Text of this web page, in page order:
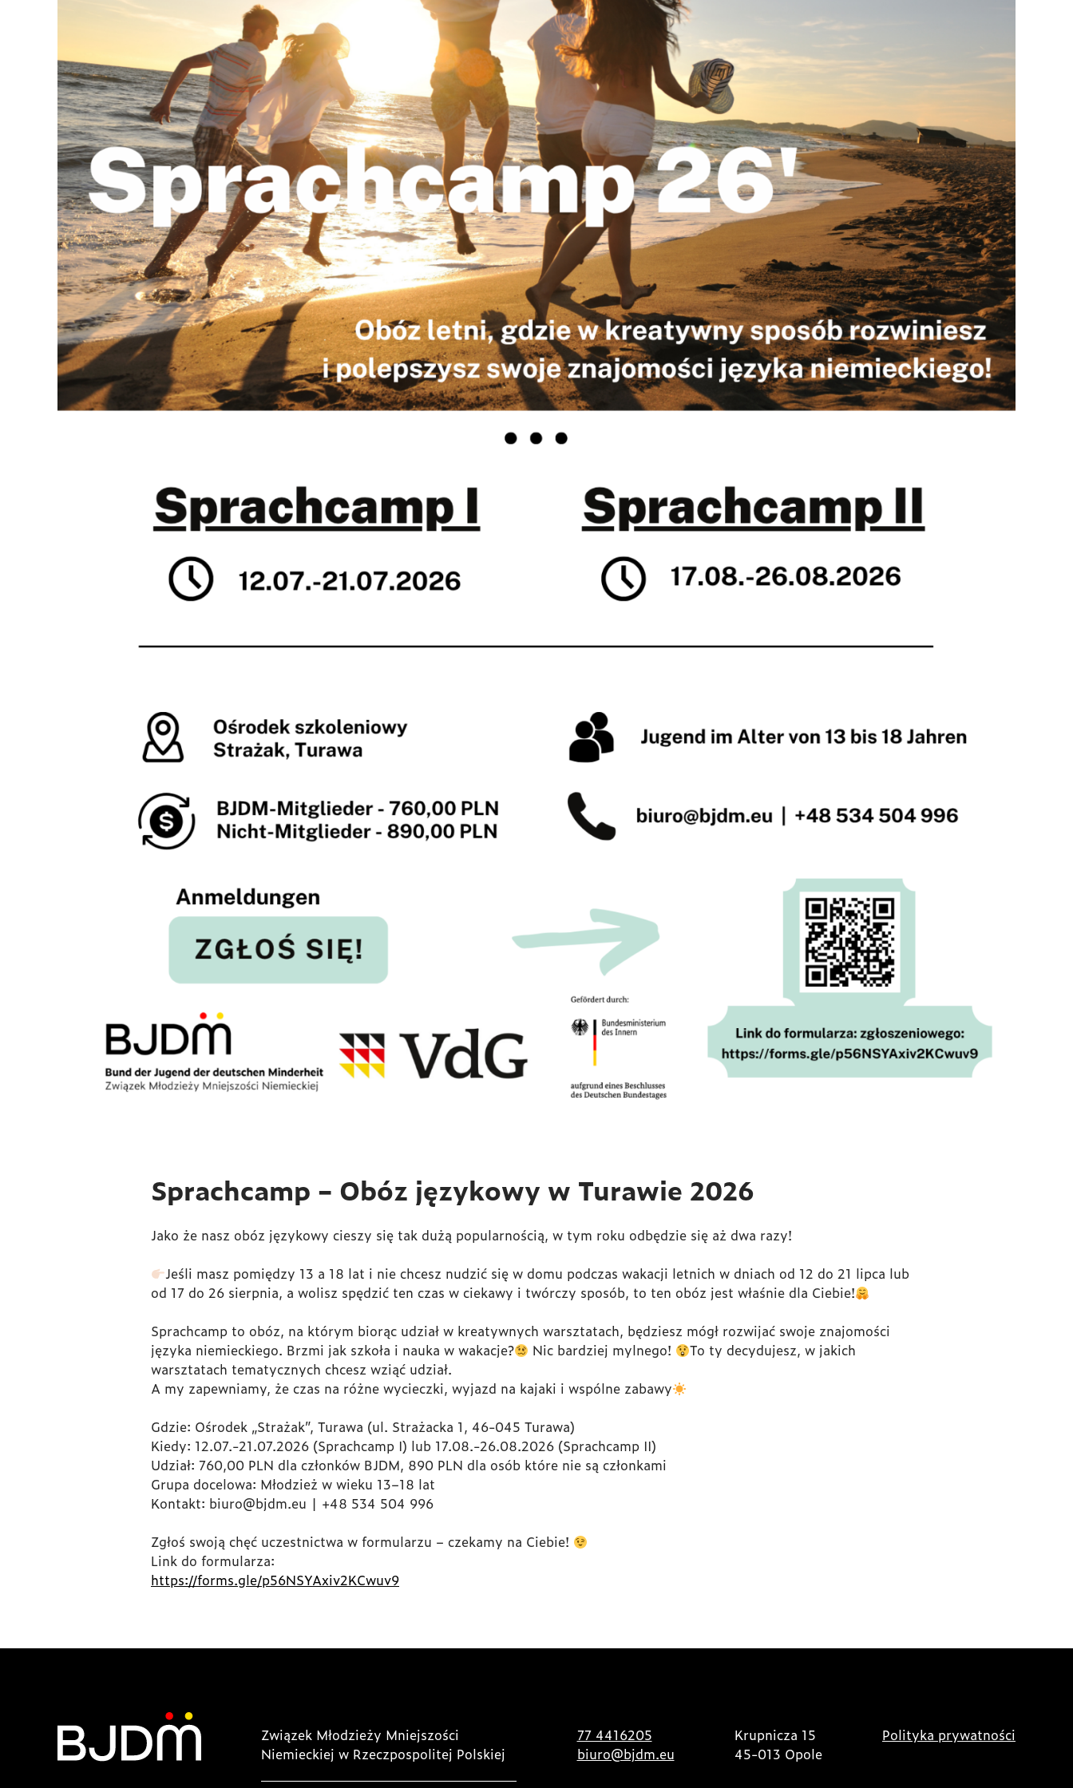
Sprachcamp – Obóz językowy w Turawie 2026
Jako że nasz obóz językowy cieszy się tak dużą popularnością, w tym roku odbędzie się aż dwa razy!
Jeśli masz pomiędzy 13 a 18 lat i nie chcesz nudzić się w domu podczas wakacji letnich w dniach od 12 do 21 lipca lub
od 17 do 26 sierpnia, a wolisz spędzić ten czas w ciekawy i twórczy sposób, to ten obóz jest właśnie dla Ciebie!
Sprachcamp to obóz, na którym biorąc udział w kreatywnych warsztatach, będziesz mógł rozwijać swoje znajomości
języka niemieckiego. Brzmi jak szkoła i nauka w wakacje?
Nic bardziej mylnego!
To ty decydujesz, w jakich
warsztatach tematycznych chcesz wziąć udział.
A my zapewniamy, że czas na różne wycieczki, wyjazd na kajaki i wspólne zabawy
Gdzie: Ośrodek „Strażak”, Turawa (ul. Strażacka 1, 46-045 Turawa)
Kiedy: 12.07.-21.07.2026 (Sprachcamp I) lub 17.08.-26.08.2026 (Sprachcamp II)
Udział: 760,00 PLN dla członków BJDM, 890 PLN dla osób które nie są członkami
Grupa docelowa: Młodzież w wieku 13–18 lat
Kontakt: biuro@bjdm.eu | +48 534 504 996
Zgłoś swoją chęć uczestnictwa w formularzu – czekamy na Ciebie!
Link do formularza:
https://forms.gle/p56NSYAxiv2KCwuv9
Związek Młodzieży Mniejszości
Niemieckiej w Rzeczpospolitej Polskiej
77 4416205
biuro@bjdm.eu
Krupnicza 15
45-013 Opole
Polityka prywatności